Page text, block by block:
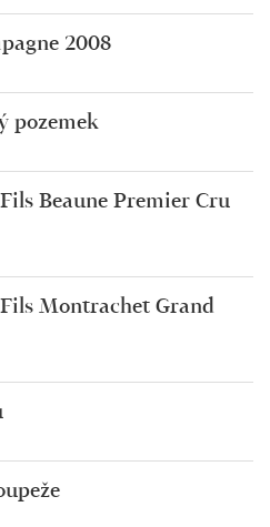
2008
pozemek
Beaune Premier Cru
Montrachet Grand